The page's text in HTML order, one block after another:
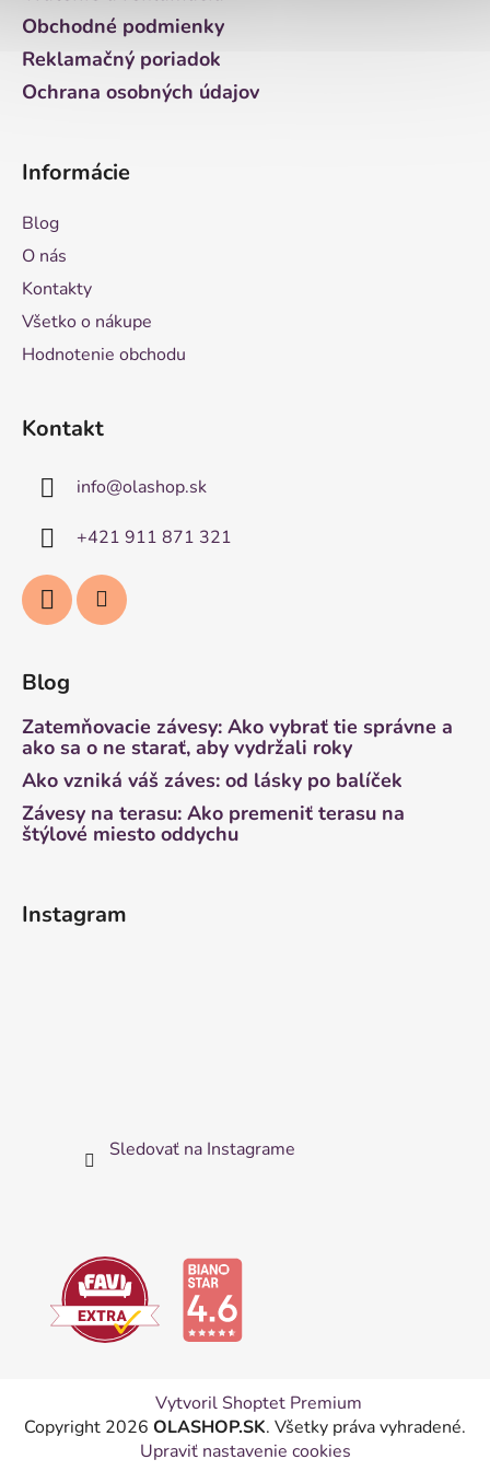
Obchodné podmienky
Reklamačný poriadok
Ochrana osobných údajov
Informácie
Blog
O nás
Kontakty
Všetko o nákupe
Hodnotenie obchodu
Kontakt
info@olashop.sk
+421 911 871 321
Blog
Zatemňovacie závesy: Ako vybrať tie správne a
ako sa o ne starať, aby vydržali roky
Ako vzniká váš záves: od lásky po balíček
Závesy na terasu: Ako premeniť terasu na
štýlové miesto oddychu
Instagram
Sledovať na Instagrame
Vytvoril Shoptet Premium
Copyright 2026 OLASHOP.SK. Všetky práva vyhradené.
Upraviť nastavenie cookies